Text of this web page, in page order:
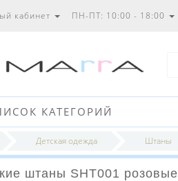
кабинет ПН-ПТ: 10:00 - 18:00
КАТЕГОРИЙ
Детская одежда Штаны
штаны SHT001 розовые